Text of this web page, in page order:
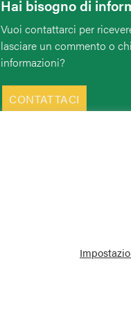
Hai bisogno di
Vuoi contattarci per
lasciare un commento o
informazioni?
CONTATTACI